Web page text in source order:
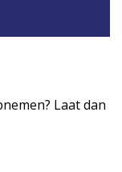
Laat dan